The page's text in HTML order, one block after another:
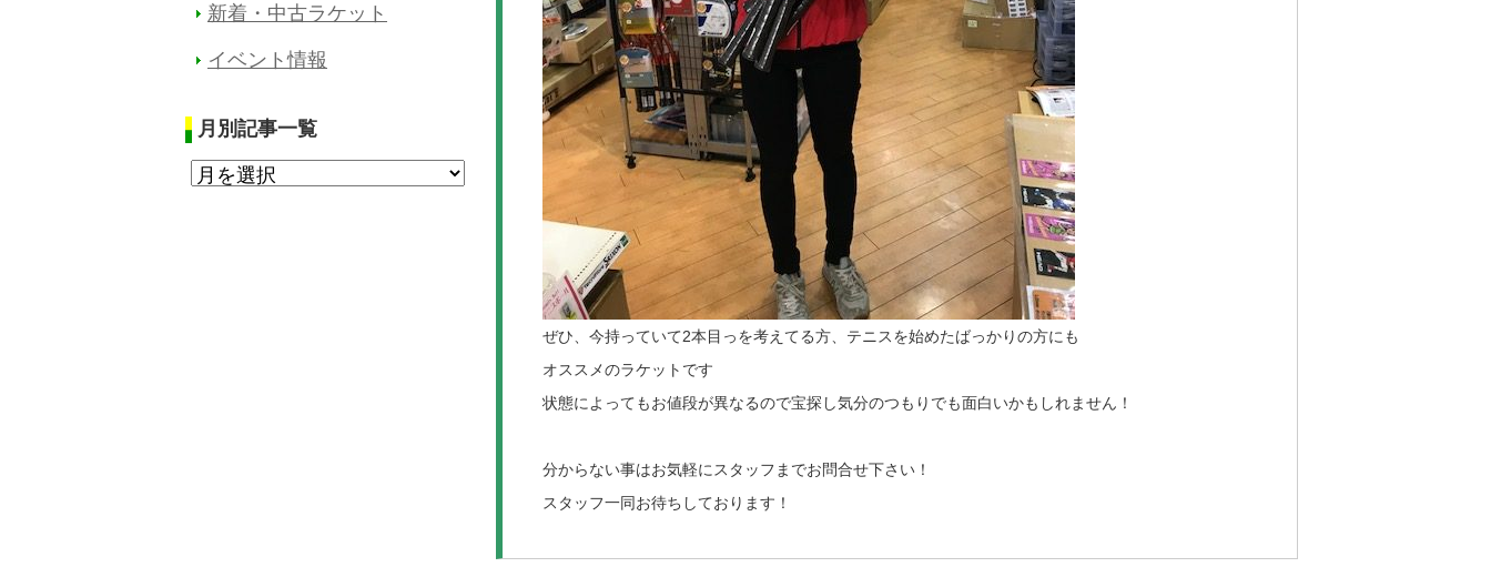
新着・中古ラケット
イベント情報
月別記事一覧
ぜひ、今持っていて2本目っを考えてる方、テニスを始めたばっかりの方にも
オススメのラケットです
状態によってもお値段が異なるので宝探し気分のつもりでも面白いかもしれません！
分からない事はお気軽にスタッフまでお問合せ下さい！
スタッフ一同お待ちしております！